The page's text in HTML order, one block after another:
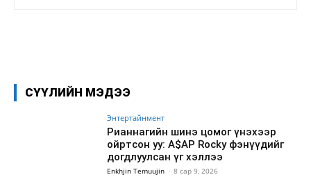
СҮҮЛИЙН МЭДЭЭ
Энтертайнмент
Рианнагийн шинэ цомог үнэхээр
ойртсон уу: A$AP Rocky фэнүүдийг
догдлуулсан үг хэллээ
Enkhjin Temuujin - 8 сар 9, 2026